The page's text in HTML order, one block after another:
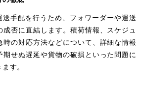
送手配を行うため、フォワーダーや運送
否に直結します。積荷情報、スケジュ
時の対応方法などについて、詳細な情報
期せぬ遅延や貨物の破損といった問題に
す。